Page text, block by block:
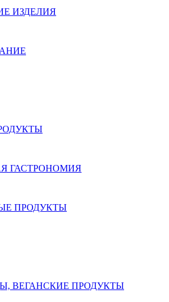
ИЗДЕЛИЯ
ГАСТРОНОМИЯ
ПРОДУКТЫ
ВЕГАНСКИЕ ПРОДУКТЫ